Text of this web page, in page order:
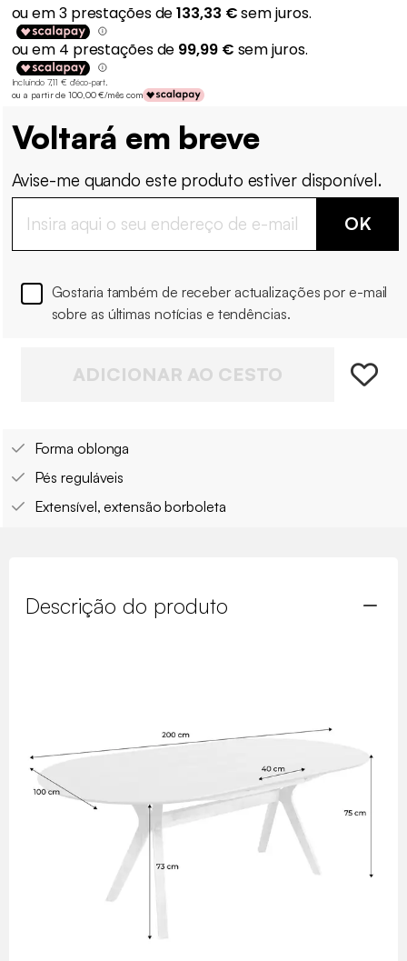
Incluindo 7,11 € d'éco-part.
ou a partir de 100,00 €/mês com
Voltará em breve
Avise-me quando este produto estiver disponível.
OK
Gostaria também de receber actualizações por e-mail
sobre as últimas notícias e tendências.
ADICIONAR AO CESTO
Forma oblonga
Pés reguláveis
Extensível, extensão borboleta
Descrição do produto